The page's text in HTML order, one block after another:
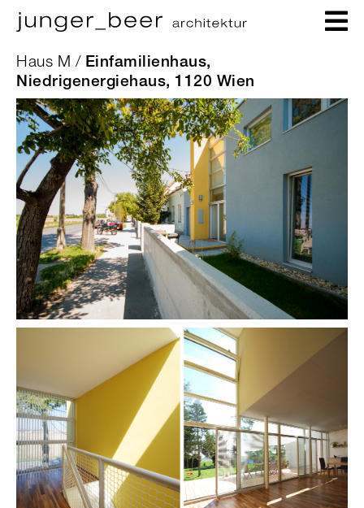
Haus M / Einfamilienhaus,
Niedrigenergiehaus, 1120 Wien